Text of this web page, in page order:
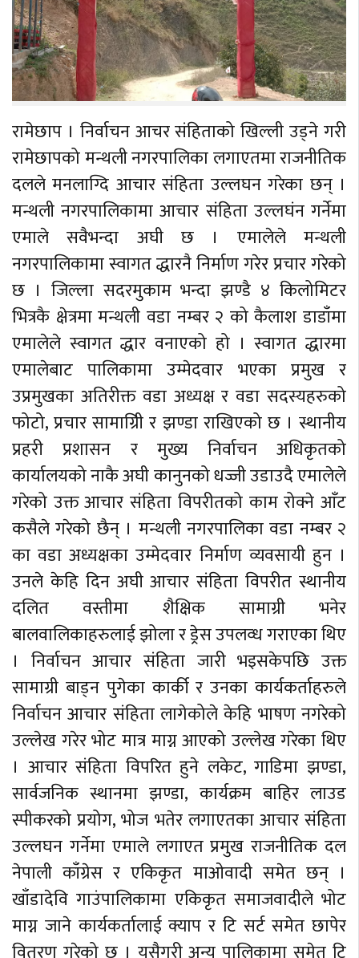
रामेछाप । निर्वाचन आचर संहिताको खिल्ली उड्ने गरी
रामेछापको मन्थली नगरपालिका लगाएतमा राजनीतिक
दलले मनलाग्दि आचार संहिता उल्लघन गरेका छन् ।
मन्थली नगरपालिकामा आचार संहिता उल्लघंन गर्नेमा
एमाले सवैभन्दा अघी छ । एमालेले मन्थली
नगरपालिकामा स्वागत द्धारनै निर्माण गरेर प्रचार गरेको
छ । जिल्ला सदरमुकाम भन्दा झण्डै ४ किलोमिटर
भित्रकै क्षेत्रमा मन्थली वडा नम्बर २ को कैलाश डाडाँमा
एमालेले स्वागत द्धार वनाएको हो । स्वागत द्धारमा
एमालेबाट पालिकामा उम्मेदवार भएका प्रमुख र
उप्रमुखका अतिरीक्त वडा अध्यक्ष र वडा सदस्यहरुको
फोटो, प्रचार सामाग्रिी र झण्डा राखिएको छ । स्थानीय
प्रहरी प्रशासन र मुख्य निर्वाचन अधिकृतको
कार्यालयको नाकै अघी कानुनको धज्जी उडाउदै एमालेले
गरेको उक्त आचार संहिता विपरीतको काम रोक्ने आँट
कसैले गरेको छैन् । मन्थली नगरपालिका वडा नम्बर २
का वडा अध्यक्षका उम्मेदवार निर्माण व्यवसायी हुन ।
उनले केहि दिन अघी आचार संहिता विपरीत स्थानीय
दलित वस्तीमा शैक्षिक सामाग्री भनेर
बालवालिकाहरुलाई झोला र ड्रेस उपलव्ध गराएका थिए
। निर्वाचन आचार संहिता जारी भइसकेपछि उक्त
सामाग्री बाड्न पुगेका कार्की र उनका कार्यकर्ताहरुले
निर्वाचन आचार संहिता लागेकोले केहि भाषण नगरेको
उल्लेख गरेर भोट मात्र माग्न आएको उल्लेख गरेका थिए
। आचार संहिता विपरित हुने लकेट, गाडिमा झण्डा,
सार्वजनिक स्थानमा झण्डा, कार्यक्रम बाहिर लाउड
स्पीकरको प्रयोग, भोज भतेर लगाएतका आचार संहिता
उल्लघन गर्नेमा एमाले लगाएत प्रमुख राजनीतिक दल
नेपाली काँग्रेस र एकिकृत माओवादी समेत छन् ।
खाँडादेवि गाउंपालिकामा एकिकृत समाजवादीले भोट
माग्न जाने कार्यकर्तालाई क्याप र टि सर्ट समेत छापेर